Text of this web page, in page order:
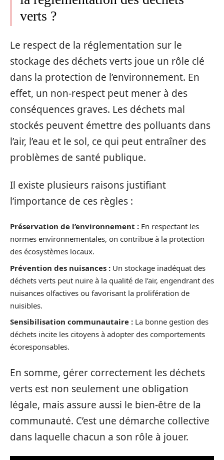
verts ?
Le respect de la réglementation sur le
stockage des déchets verts joue un rôle clé
dans la protection de l’environnement. En
effet, un non-respect peut mener à des
conséquences graves. Les déchets mal
stockés peuvent émettre des polluants dans
l’air, l’eau et le sol, ce qui peut entraîner des
problèmes de santé publique.
Il existe plusieurs raisons justifiant
l’importance de ces règles :
Préservation de l’environnement : En respectant les
normes environnementales, on contribue à la protection
des écosystèmes locaux.
Prévention des nuisances : Un stockage inadéquat des
déchets verts peut nuire à la qualité de l’air, engendrant des
nuisances olfactives ou favorisant la prolifération de
nuisibles.
Sensibilisation communautaire : La bonne gestion des
déchets incite les citoyens à adopter des comportements
écoresponsables.
En somme, gérer correctement les déchets
verts est non seulement une obligation
légale, mais assure aussi le bien-être de la
communauté. C’est une démarche collective
dans laquelle chacun a son rôle à jouer.